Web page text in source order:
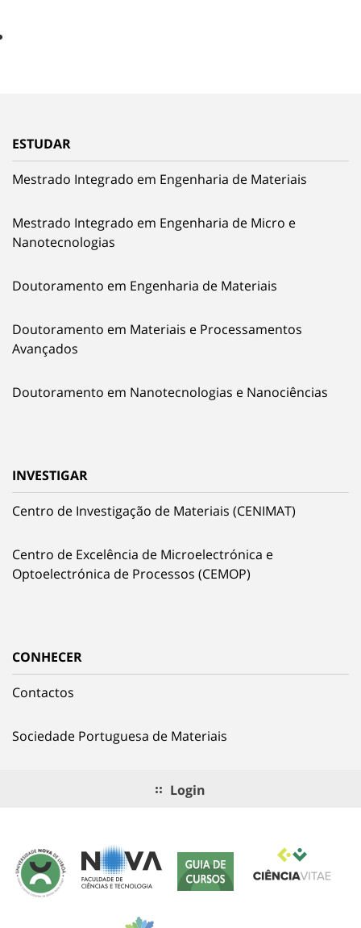
ESTUDAR
Mestrado Integrado em Engenharia de Materiais
Mestrado Integrado em Engenharia de Micro e
Nanotecnologias
Doutoramento em Engenharia de Materiais
Doutoramento em Materiais e Processamentos
Avançados
Doutoramento em Nanotecnologias e Nanociências
INVESTIGAR
Centro de Investigação de Materiais (CENIMAT)
Centro de Excelência de Microelectrónica e
Optoelectrónica de Processos (CEMOP)
CONHECER
Contactos
Sociedade Portuguesa de Materiais
Login